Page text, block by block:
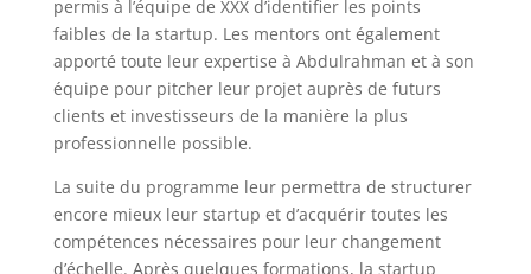
permis à l’équipe de XXXd’identifier les points
faibles de la startup. Les mentors ont également
apporté toute leur expertise à Abdulrahman et à son
équipe pour pitcher leur projet auprès de futurs
clients et investisseurs de la manière la plus
professionnelle possible.
La suite du programme leur permettra de structurer
encore mieux leur startup et d’acquérir toutes les
compétences nécessaires pour leur changement
d’échelle. Après quelques formations, la startup